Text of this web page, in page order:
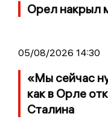
Орел накрыл
05/08/2026 14:30
«Мы сейчас
как в Орле
Сталина